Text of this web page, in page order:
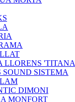
LLORENS
SOUND SISTEMA
DIMONI
MONFORT